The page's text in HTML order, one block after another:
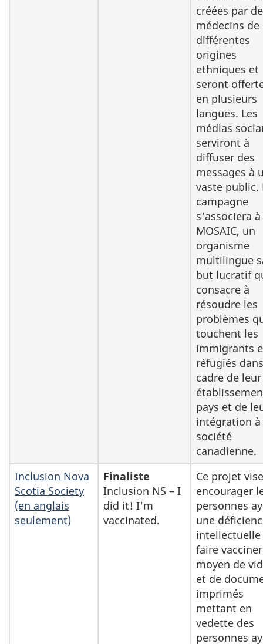
créées par
médecins de
différentes
origines
ethniques et
seront
en plusieurs
langues. Les
médias
serviront à
diffuser des
messages à
vaste public.
campagne
s'associera à
MOSAIC, un
organisme
multilingue
but lucratif
consacre à
résoudre les
problèmes
touchent les
immigrants
réfugiés
cadre de leur
pays et de
intégration à
société
canadienne.
Inclusion Nova
Scotia Society
(en anglais
seulement)
Finaliste
Inclusion NS – I
did it! I'm
vaccinated.
Ce projet
encourager
personnes
une
intellectuelle
faire
moyen de
et de
imprimés
mettant en
vedette des
personnes